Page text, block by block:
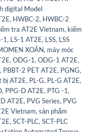
digital Model
, HWBC-2, HWBC-2
tra AT2E Vietnam, kiểm
1, LS-1 AT2E, LSS, LSS
XOẮN, máy móc
,ODG-1,ODG-1 AT2E,
, PBBT-2 PET AT2E, PGNG,
bị AT2E, PL-G, PL-G AT2E,
, PPG-D AT2E, PTG -1,
AT2E, PVG Series, PVG
Vietnam,sản phẩm
,SCT-PLC,SCT-PLC